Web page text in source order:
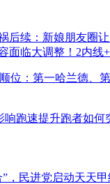
后续：新娘朋友圈
面临大调整！2内线
位：第一哈兰德、
响跑速提升跑者如何
，民进党启动天天甲